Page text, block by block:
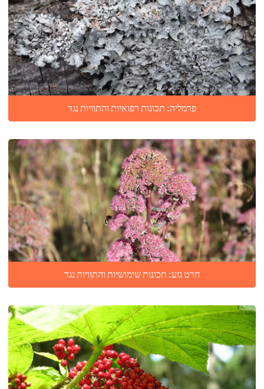
פרמליה: תכונות רפואיות והתוויות נגד
חרט גזע: תכונות שימושיות והתוויות נגד